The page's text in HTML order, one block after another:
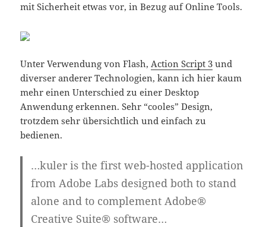
mit Sicherheit etwas vor, in Bezug auf Online Tools.
Unter Verwendung von Flash,Action Script 3 und
diverser anderer Technologien, kann ich hier kaum
mehr einen Unterschied zu einer Desktop
Anwendung erkennen. Sehr “cooles” Design,
trotzdem sehr übersichtlich und einfach zu
bedienen.
…kuler is the first web-hosted application
from Adobe Labs designed both to stand
alone and to complement Adobe®
Creative Suite® software…